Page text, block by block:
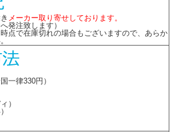
メーカー取り寄せしております。
発注致します）
点で在庫切れの場合もございますので、あらか
一律330円）
）